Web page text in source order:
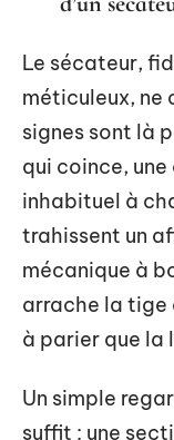
Le sécateur,
méticuleux, ne
signes sont là
qui coince,
inhabituel à
trahissent un
mécanique à
arrache la tige
à parier que la
Un simple
suffit : une